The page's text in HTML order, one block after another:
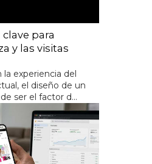
para
y las visitas
experiencia del
el diseño de un
ser el factor d...